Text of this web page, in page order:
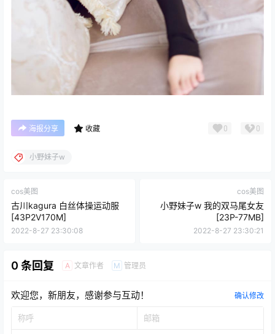
海报分享 收藏 0 0
小野妹子w
cos美图
古川kagura 白丝体操运动服
[43P2V170M]
2022-8-27 23:30:08
cos美图
小野妹子w 我的双马尾女友
[23P-77MB]
2022-8-27 23:30:21
0 条回复 A 文章作者 M 管理员
欢迎您，新朋友，感谢参与互动！ 确认修改